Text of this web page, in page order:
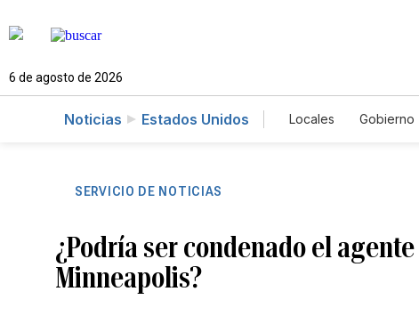
6 de agosto de 2026
Noticias Estados Unidos Locales Gobierno
SERVICIO DE NOTICIAS
¿Podría ser condenado el
Minneapolis?